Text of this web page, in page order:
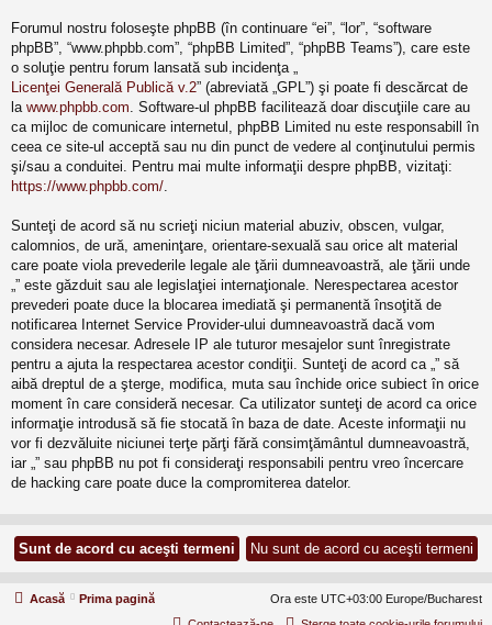
Forumul nostru foloseşte phpBB (în continuare “ei”, “lor”, “software
phpBB”, “www.phpbb.com”, “phpBB Limited”, “phpBB Teams”), care este
o soluţie pentru forum lansată sub incidenţa „
Licenţei Generală Publică v.2” (abreviată „GPL”) şi poate fi descărcat de
la www.phpbb.com . Software-ul phpBB facilitează doar discuţiile care au
ca mijloc de comunicare internetul, phpBB Limited nu este responsabill în
ceea ce site-ul acceptă sau nu din punct de vedere al conţinutului permis
şi/sau a conduitei. Pentru mai multe informaţii despre phpBB, vizitaţi:
https://www.phpbb.com/
Sunteţi de acord să nu scrieţi niciun material abuziv, obscen, vulgar,
calomnios, de ură, ameninţare, orientare-sexuală sau orice alt material
care poate viola prevederile legale ale ţării dumneavoastră, ale ţării unde
„” este găzduit sau ale legislaţiei internaţionale. Nerespectarea acestor
prevederi poate duce la blocarea imediată şi permanentă însoţită de
notificarea Internet Service Provider-ului dumneavoastră dacă vom
considera necesar. Adresele IP ale tuturor mesajelor sunt înregistrate
pentru a ajuta la respectarea acestor condiţii. Sunteţi de acord ca „” să
aibă dreptul de a şterge, modifica, muta sau închide orice subiect în orice
moment în care consideră necesar. Ca utilizator sunteţi de acord ca orice
informaţie introdusă să fie stocată în baza de date. Aceste informaţii nu
vor fi dezvăluite niciunei terţe părţi fără consimţământul dumneavoastră,
iar „” sau phpBB nu pot fi consideraţi responsabili pentru vreo încercare
de hacking care poate duce la compromiterea datelor.
Acasă Prima pagină
Ora este UTC+03:00 Europe/Bucharest